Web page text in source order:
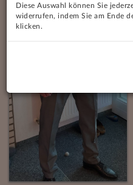
Diese Auswahl können Sie
widerrufen, indem Sie am Ende
klicken.